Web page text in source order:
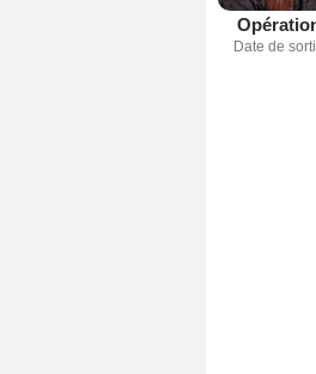
Date de